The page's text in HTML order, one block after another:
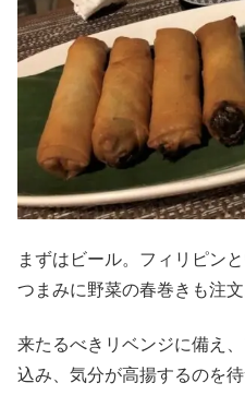
まずはビール。フィリピン
つまみに野菜の春巻きも注文
来たるべきリベンジに備え
込み、気分が高揚するのを待